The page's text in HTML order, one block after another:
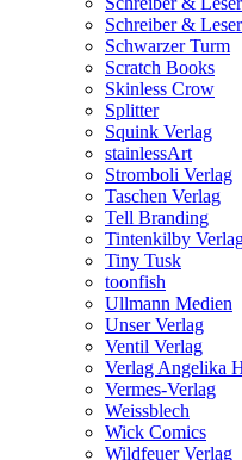
Schreiber &
Schwarzer Turm
Scratch Books
Skinless Crow
Splitter
Squink Verlag
stainlessArt
Stromboli Verlag
Taschen Verlag
Tell Branding
Tintenkilby
Tiny Tusk
toonfish
Ullmann Medien
Unser Verlag
Ventil Verlag
Verlag Angelika
Vermes-Verlag
Weissblech
Wick Comics
Wildfeuer Verlag